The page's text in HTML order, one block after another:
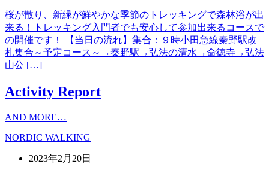
桜が散り、新緑が鮮やかな季節のトレッキングで森林浴が出
来る！トレッキング入門者でも安心して参加出来るコースで
の開催です！ 【当日の流れ】集合：９時小田急線秦野駅改
札集合～予定コース～→秦野駅→弘法の清水→命徳寺→弘法
山公 […]
Activity Report
AND MORE…
NORDIC WALKING
2023年2月20日